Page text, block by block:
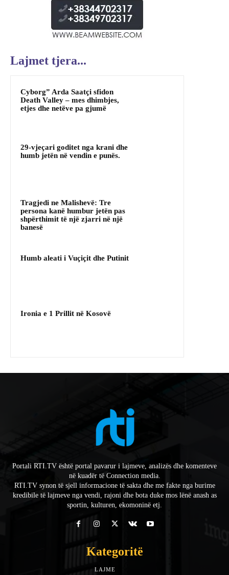
Lajmet tjera...
Cyborg” Arda Saatçi sfidon
Death Valley – mes dhimbjes,
etjes dhe netëve pa gjumë
29-vjeçari goditet nga krani dhe
humb jetën në vendin e punës.
Tragjedi ne Malishevë: Tre
persona kanë humbur jetën pas
shpërthimit të një zjarri në një
banesë
Humb aleati i Vuçiçit dhe Putinit
Ironia e 1 Prillit në Kosovë
Portali RTI.TV është portal pavarur i lajmeve, analizës dhe komenteve
në kuadër të Connection media.
RTI.TV synon të sjell informacione të sakta dhe me fakte nga burime
kredibile të lajmeve nga vendi, rajoni dhe bota duke mos lënë anash as
sportin, kulturen, ekomoninë etj.
Kategoritë
LAJME